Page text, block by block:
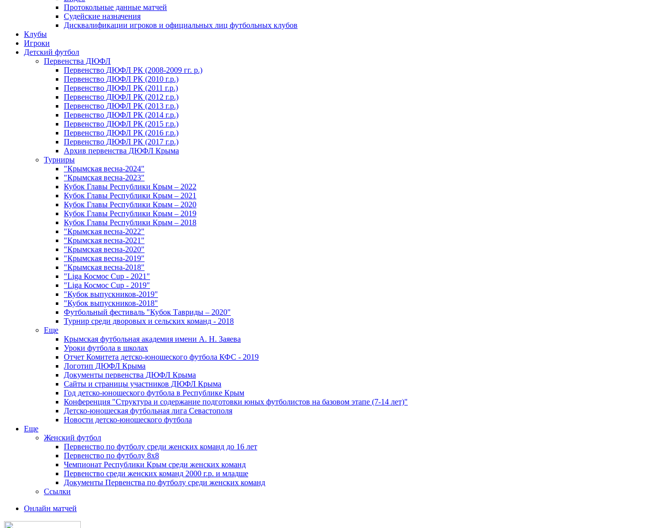
Протокольные данные матчей
Судейские назначения
Дисквалификации игроков и официальных лиц футбольных клубов
Клубы
Игроки
Детский футбол
Первенства ДЮФЛ
Первенство ДЮФЛ РК (2008-2009 гг. р.)
Первенство ДЮФЛ РК (2010 г.р.)
Первенство ДЮФЛ РК (2011 г.р.)
Первенство ДЮФЛ РК (2012 г.р.)
Первенство ДЮФЛ РК (2013 г.р.)
Первенство ДЮФЛ РК (2014 г.р.)
Первенство ДЮФЛ РК (2015 г.р.)
Первенство ДЮФЛ РК (2016 г.р.)
Первенство ДЮФЛ РК (2017 г.р.)
Архив первенства ДЮФЛ Крыма
Турниры
"Крымская весна-2024"
"Крымская весна-2023"
Кубок Главы Республики Крым – 2022
Кубок Главы Республики Крым – 2021
Кубок Главы Республики Крым – 2020
Кубок Главы Республики Крым – 2019
Кубок Главы Республики Крым – 2018
"Крымская весна-2022"
"Крымская весна-2021"
"Крымская весна-2020"
"Крымская весна-2019"
"Крымская весна-2018"
"Liga Космос Cup - 2021"
"Liga Космос Cup - 2019"
"Кубок выпускников-2019"
"Кубок выпускников-2018"
Футбольный фестиваль "Кубок Тавриды – 2020"
Турнир среди дворовых и сельских команд - 2018
Еще
Крымская футбольная академия имени А. Н. Заяева
Уроки футбола в школах
Отчет Комитета детско-юношеского футбола КФС - 2019
Логотип ДЮФЛ Крыма
Документы первенства ДЮФЛ Крыма
Сайты и страницы участников ДЮФЛ Крыма
Год детско-юношеского футбола в Республике Крым
Конференция "Структура и содержание подготовки юных футболистов на базовом этапе (7-14 лет)"
Детско-юношеская футбольная лига Севастополя
Новости детско-юношеского футбола
Еще
Женский футбол
Первенство по футболу среди женских команд до 16 лет
Первенство по футболу 8х8
Чемпионат Республики Крым среди женских команд
Первенство среди женских команд 2000 г.р. и младше
Документы Первенства по футболу среди женских команд
Ссылки
Онлайн матчей